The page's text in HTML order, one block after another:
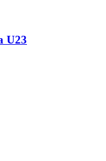
U23